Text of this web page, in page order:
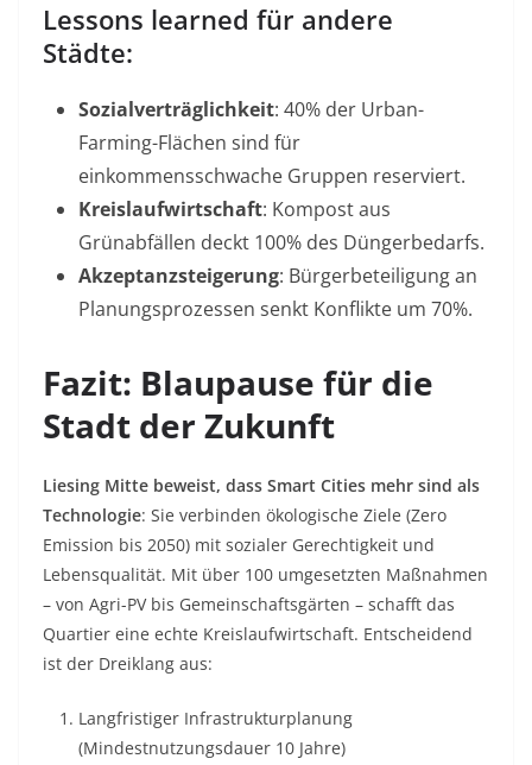
Lessons learned für andere
Städte:
Sozialverträglichkeit: 40% der Urban-
Farming-Flächen sind für
einkommensschwache Gruppen reserviert.
Kreislaufwirtschaft: Kompost aus
Grünabfällen deckt 100% des Düngerbedarfs.
Akzeptanzsteigerung: Bürgerbeteiligung an
Planungsprozessen senkt Konflikte um 70%.
Fazit: Blaupause für die
Stadt der Zukunft
Liesing Mitte beweist, dass Smart Cities mehr sind als
Technologie: Sie verbinden ökologische Ziele (Zero
Emission bis 2050) mit sozialer Gerechtigkeit und
Lebensqualität. Mit über 100 umgesetzten Maßnahmen
– von Agri-PV bis Gemeinschaftsgärten – schafft das
Quartier eine echte Kreislaufwirtschaft. Entscheidend
ist der Dreiklang aus:
Langfristiger Infrastrukturplanung
(Mindestnutzungsdauer 10 Jahre)